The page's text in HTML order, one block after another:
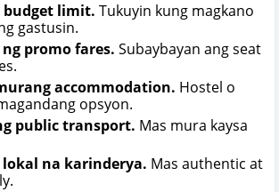
budget limit. Tukuyin kung magkano
gastusin.
promo fares. Subaybayan ang seat
accommodation. Hostel o
opsyon.
public transport. Mas mura kaysa
na karinderya. Mas authentic at